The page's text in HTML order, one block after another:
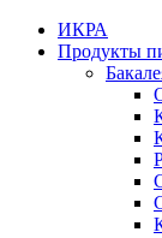
ИКРА
Продукты